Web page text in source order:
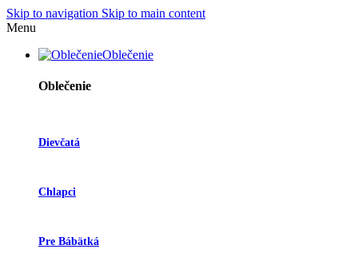
Skip to navigation Skip to main content
Menu
Oblečenie
Oblečenie
Dievčatá
Chlapci
Pre Bábätká